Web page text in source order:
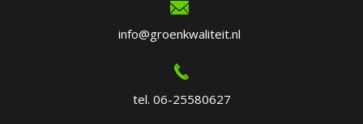
info@groenkwaliteit.nl
tel. 06-25580627